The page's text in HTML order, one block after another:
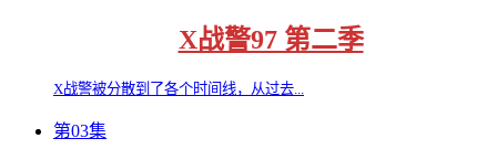
X战警97 第二季
X战警被分散到了各个时间线，从过去...
第03集